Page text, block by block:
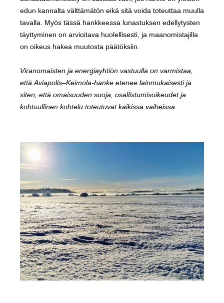
edun kannalta välttämätön eikä sitä voida toteuttaa muulla
tavalla. Myös tässä hankkeessa lunastuksen edellytysten
täyttyminen on arvioitava huolellisesti, ja maanomistajilla
on oikeus hakea muutosta päätöksiin.
Viranomaisten ja energiayhtiön vastuulla on varmistaa,
että Aviapolis–Keimola-hanke etenee lainmukaisesti ja
siten, että omaisuuden suoja, osallistumisoikeudet ja
kohtuullinen kohtelu toteutuvat kaikissa vaiheissa.